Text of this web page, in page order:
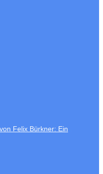
Felix Bürkner: Ein